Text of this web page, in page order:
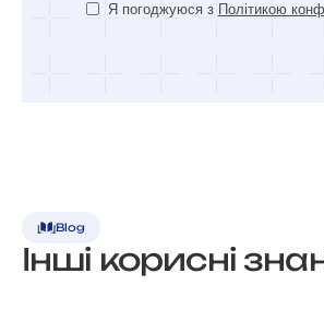
Я погоджуюся з Політикою
Blog
Інші корисні